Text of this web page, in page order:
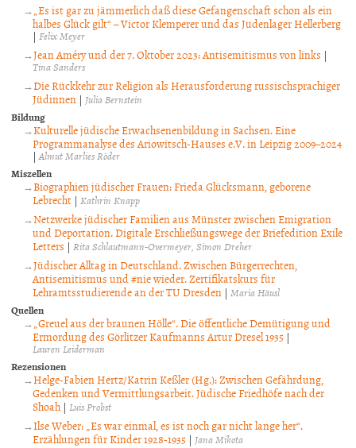
„Es ist gar zu jämmerlich daß diese Gefangenschaft schon als ein
halbes Glück gilt“ – Victor Klemperer und das Judenlager Hellerberg
| Felix Meyer
Jean Améry und der 7. Oktober 2023: Antisemitismus von links |
Tina Sanders
Die Rückkehr zur Religion als Herausforderung russischsprachiger
Jüdinnen | Julia Bernstein
Bildung
Kulturelle jüdische Erwachsenenbildung in Sachsen. Eine
Programmanalyse des Ariowitsch-Hauses e.V. in Leipzig 2009–2024
|Almut Marlies Röder
Miszellen
Biographien jüdischer Frauen: Frieda Glücksmann, geborene
Lebrecht | Kathrin Knapp
Netzwerke jüdischer Familien aus Münster zwischen Emigration
und Deportation. Digitale Erschließungswege der Briefedition Exile
Letters | Rita Schlautmann-Overmeyer Simon Dreher
Jüdischer Alltag in Deutschland. Zwischen Bürgerrechten,
Antisemitismus und #nie wieder. Zertifikatskurs für
Lehramtsstudierende an der TU Dresden | Maria Häusl
Quellen
„Greuel aus der braunen Hölle“. Die öffentliche Demütigung und
Ermordung des Görlitzer Kaufmanns Artur Dresel 1935 |
Lauren Leiderman
Rezensionen
Helge-Fabien Hertz/Katrin Keßler (Hg.): Zwischen Gefährdung,
Gedenken und Vermittlungsarbeit. Jüdische Friedhöfe nach der
Shoah | Luis Probst
Ilse Weber: „Es war einmal, es ist noch gar nicht lange her“.
Erzählungen für Kinder 1928-1935 | Jana Mikota